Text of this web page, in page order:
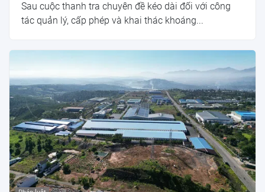
Sau cuộc thanh tra chuyên đề kéo dài đối với công
tác quản lý, cấp phép và khai thác khoáng...